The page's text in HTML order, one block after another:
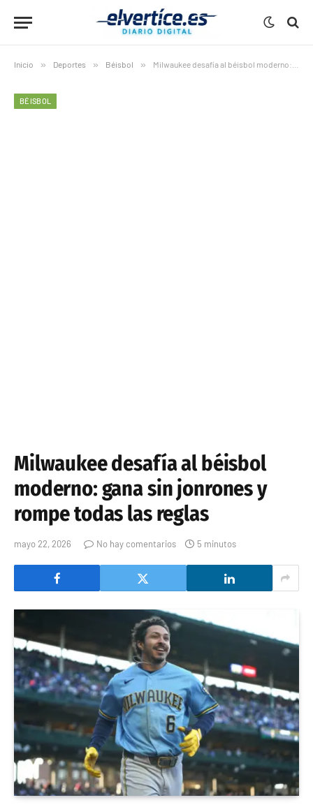
Inicio » Deportes » Béisbol » Milwaukee desafía al béisbol moderno: gana sin jonrones y rompe todas las reglas
BÉISBOL
Milwaukee desafía al béisbol
moderno: gana sin jonrones y
rompe todas las reglas
mayo 22, 2026 No hay comentarios 5 minutos